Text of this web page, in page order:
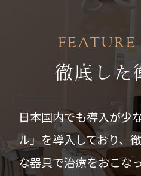
FEATURE
徹底した
日本国内でも導入が少
ル」を導入しており、
な器具で治療をおこな